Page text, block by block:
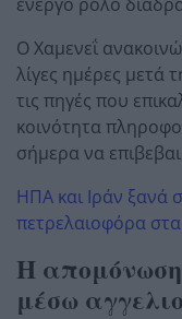
Ο Χαμενεΐ
λίγες ημέρες μετά
τις πηγές που
κοινότητα
σήμερα να
ΗΠΑ και Ιράν ξανά
πετρελαιοφόρα
Η απομόνωση
μέσω